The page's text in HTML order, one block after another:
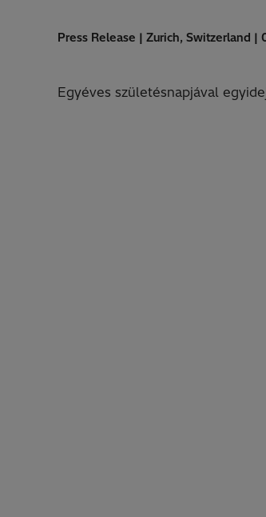
Press Release | Zurich, Switzerland |
Egyéves születésnapjával